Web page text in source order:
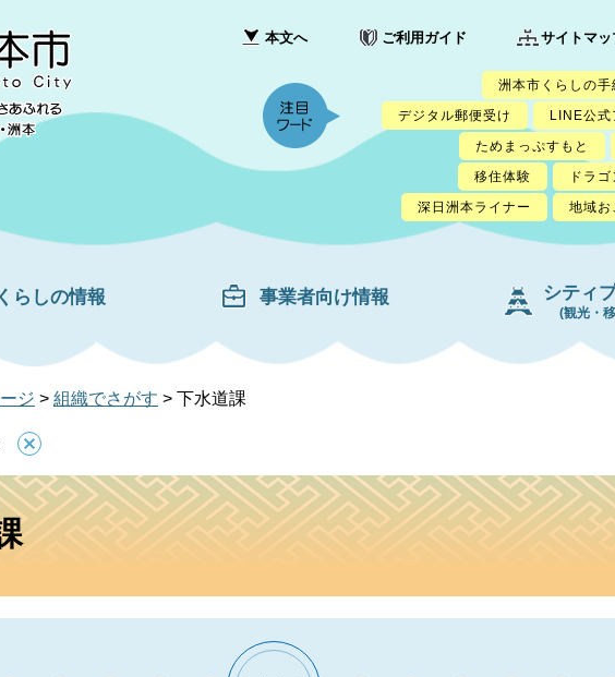
本文へ ご利用ガイド サイトマッ
洲本市くらしの手
デジタル郵便受け
LINE公式
ためまっぷすもと
移住体験
ドラ
深日洲本ライナー
地域お
くらしの情報 事業者向け情報 シティ
(観光・
ジ > 組織でさがす > 下水道課